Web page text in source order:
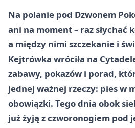
Na polanie pod Dzwonem
ani na moment – raz słychać
a między nimi szczekanie i
Kejtrówka wróciła na
zabawy, pokazów i porad,
jednej ważnej rzeczy: pies w
obowiązki. Tego dnia obok
już żyją z czworonogiem pod